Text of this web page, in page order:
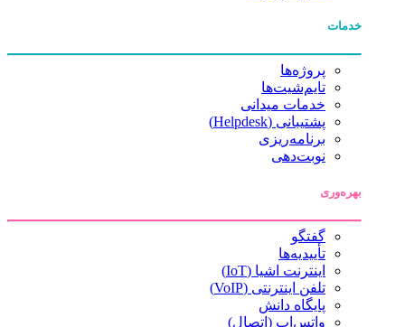
خدمات
پروژه‌ها
تایم‌شیت‌ها
خدمات میدانی
پشتیبانی (Helpdesk)
برنامه‌ریزی
نوبت‌دهی
بهره‌وری
گفتگو
تأییدیه‌ها
اینترنت اشیا (IoT)
تلفن اینترنتی (VoIP)
پایگاه دانش
واتس‌اپ (اتصال)